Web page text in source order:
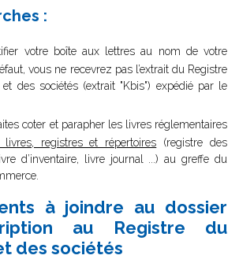
:
votre boîte aux lettres au nom de votre
vous ne recevrez pas l’extrait du Registre
des sociétés (extrait "Kbis") expédié par le
coter et parapher les livres réglementaires
livres, registres et répertoires (registre des
d’inventaire, livre journal ...) au greffe du
à joindre au dossier
au Registre du
des sociétés